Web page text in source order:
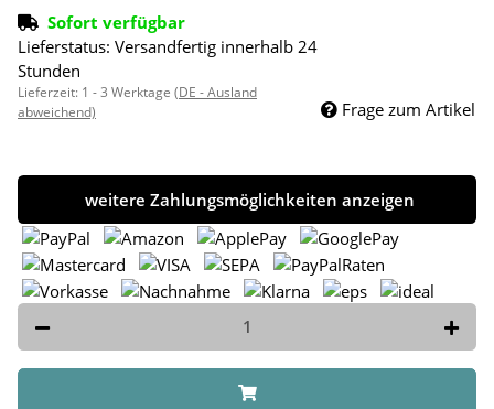
Sofort verfügbar
Lieferstatus: Versandfertig innerhalb 24
Stunden
Lieferzeit: 1 - 3 Werktage (DE - Ausland
abweichend)
Frage zum Artikel
weitere Zahlungsmöglichkeiten anzeigen